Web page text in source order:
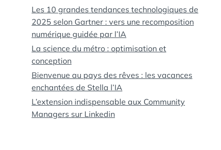
Les 10 grandes tendances technologiques de
2025 selon Gartner : vers une recomposition
numérique guidée par l’IA
La science du métro : optimisation et
conception
Bienvenue au pays des rêves : les vacances
enchantées de Stella l’IA
L’extension indispensable aux Community
Managers sur Linkedin